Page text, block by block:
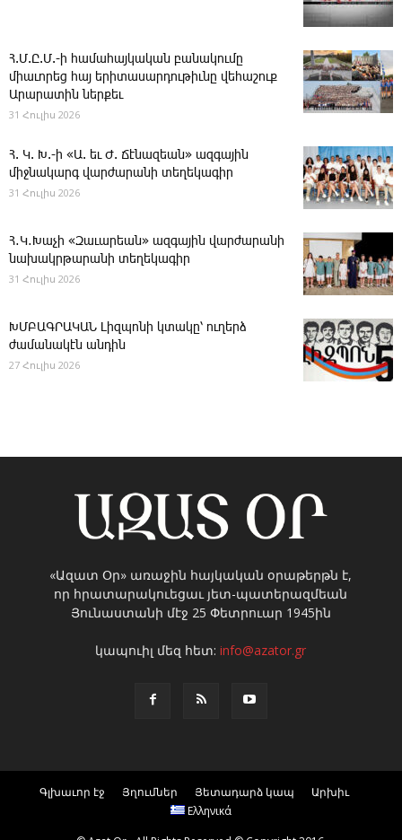
Հ.Մ.Ը.Մ.-ի համահայկական բանակումը
միաւորեց հայ երիտասարդութիւնը վեհաշուք
Արարատին ներքեւ
31 Հուլիս 2026
Հ. Կ. Խ.-ի «Ա. եւ Ժ. ­Ճէնազեան» ազգային
միջնակարգ վարժարանի տեղեկագիր
31 Հուլիս 2026
Հ․Կ․Խաչի «Զաւարեան» ազգային վարժարանի
նախակրթարանի տեղեկագիր
31 Հուլիս 2026
ԽՄԲԱԳՐԱԿԱՆ ­Լիզպոնի կտակը՝ ուղերձ
ժամանակէն անդին
27 Հուլիս 2026
«Ազատ Օր» առաջին հայկական օրաթերթն է,
որ հրատարակուեցաւ յետ-պատերազմեան
Յունաստանի մէջ 25 Փետրուար 1945ին
կապուիլ մեզ հետ:info@azator.gr
Գլխաւոր էջ Յղումներ Յետադարձ կապ
Արխիւ
Ελληνικά